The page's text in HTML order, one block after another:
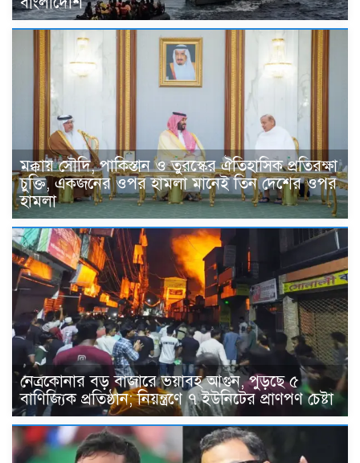
মক্কায় সৌদি, পাকিস্তান ও তুরস্কের ঐতিহাসিক প্রতিরক্ষা
চুক্তি, একজনের ওপর হামলা মানেই তিন দেশের ওপর
হামলা
নেত্রকোনার বড় বাজারে ভয়াবহ আগুন, পুড়ছে ৫
বাণিজ্যিক প্রতিষ্ঠান; নিয়ন্ত্রণে ৭ ইউনিটের প্রাণপণ চেষ্টা